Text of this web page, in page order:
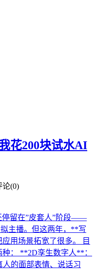
花200块试水AI
论(0)
停留在”皮套人”阶段——
主播。但这两年，**写
用场景拓宽了很多。 目
： **2D孪生数字人**：
的面部表情、说话习